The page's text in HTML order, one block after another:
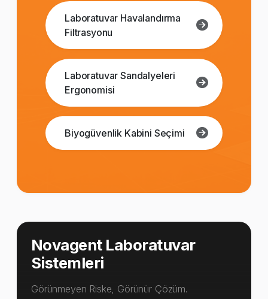
Laboratuvar Havalandırma
Filtrasyonu
Laboratuvar Sandalyeleri
Ergonomisi
Biyogüvenlik Kabini Seçimi
Novagent Laboratuvar
Sistemleri
Görünmeyen Riske, Görünür Çözüm.